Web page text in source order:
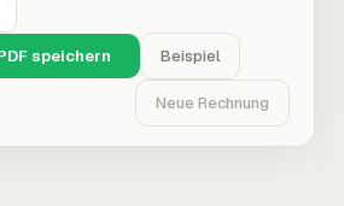
speichern Beispiel
Neue Rechnung